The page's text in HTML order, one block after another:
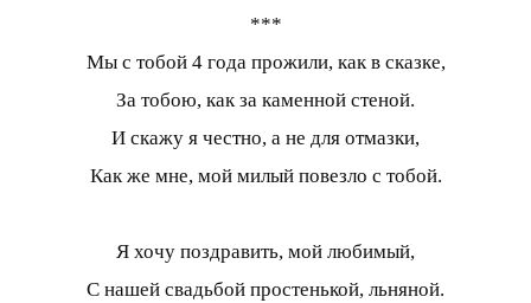
***
Мы с тобой 4 года прожили, как в сказке,
За тобою, как за каменной стеной.
И скажу я честно, а не для отмазки,
Как же мне, мой милый повезло с тобой.
Я хочу поздравить, мой любимый,
С нашей свадьбой простенькой, льняной.